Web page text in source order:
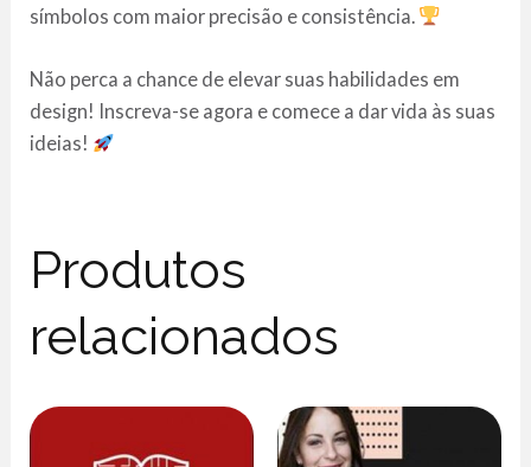
símbolos com maior precisão e consistência.
Não perca a chance de elevar suas habilidades em
design! Inscreva-se agora e comece a dar vida às suas
ideias!
Produtos
relacionados